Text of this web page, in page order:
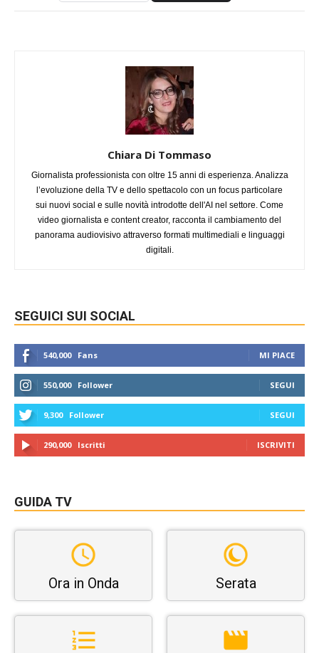
Chiara Di Tommaso
Giornalista professionista con oltre 15 anni di esperienza. Analizza
l’evoluzione della TV e dello spettacolo con un focus particolare
sui nuovi social e sulle novità introdotte dell'AI nel settore. Come
video giornalista e content creator, racconta il cambiamento del
panorama audiovisivo attraverso formati multimediali e linguaggi
digitali.
SEGUICI SUI SOCIAL
540,000 Fans MI PIACE
550,000 Follower SEGUI
9,300 Follower SEGUI
290,000 Iscritti ISCRIVITI
GUIDA TV
Ora in Onda Serata